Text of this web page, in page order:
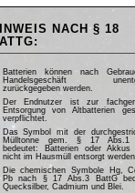
NACH § 18
Batterien können nach
Handelsgeschäft
zurückgegeben werden.
Der Endnutzer ist zur
Entsorgung von Altbatterien
verpflichtet.
Das Symbol mit der
Mülltonne gem. § 17 Abs.1
bedeutet: Batterien oder Akkus
nicht im Hausmüll entsorgt
Die chemischen Symbole Hg,
Pb nach § 17 Abs.3 BattG
Quecksilber, Cadmium und Blei.